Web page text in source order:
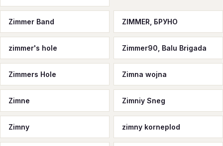
Zimmer Band ZIMMER, БРУНО
zimmer's hole Zimmer90, Balu Brigada
Zimmers Hole Zimna wojna
Zimne Zimniy Sneg
Zimny zimny korneplod